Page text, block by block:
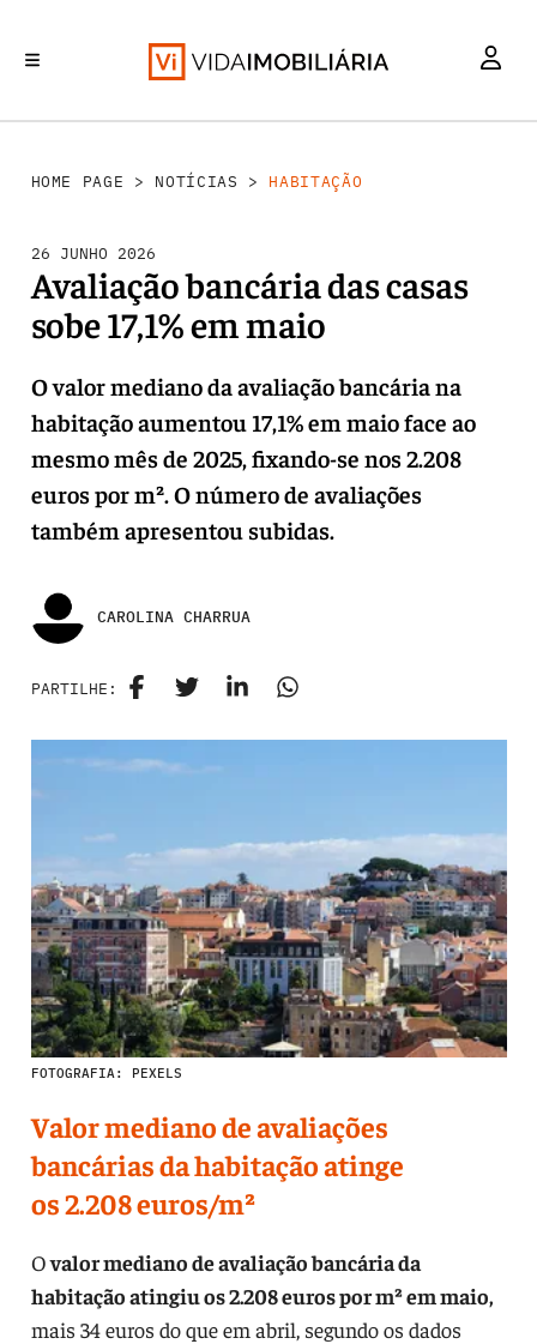
HOME PAGE > NOTÍCIAS > HABITAÇÃO
26 JUNHO 2026
Avaliação bancária das casas
sobe 17,1% em maio
O valor mediano da avaliação bancária na
habitação aumentou 17,1% em maio face ao
mesmo mês de 2025, fixando-se nos 2.208
euros por m². O número de avaliações
também apresentou subidas.
CAROLINA CHARRUA
PARTILHE:
FOTOGRAFIA: PEXELS
Valor mediano de avaliações
bancárias da habitação atinge
os 2.208 euros/m²
Ovalor mediano de avaliação bancária da
habitação atingiu os 2.208 euros por m² em maio,
mais 34 euros do que em abril, segundo os dados